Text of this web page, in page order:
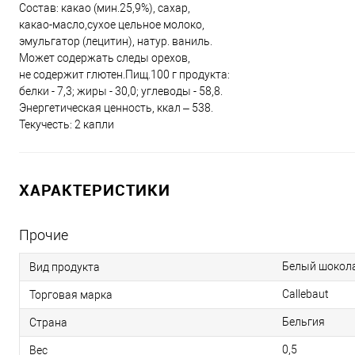
Состав: какао (мин.25,9%), сахар,
какао-масло,сухое цельное молоко,
эмульгатор (лецитин), натур. ваниль.
Может содержать следы орехов,
не содержит глютен.Пищ.100 г продукта:
белки - 7,3; жиры - 30,0; углеводы - 58,8.
Энергетическая ценность, ккал – 538.
Текучесть: 2 капли
ХАРАКТЕРИСТИКИ
Прочие
Вид продукта Белый
Торговая марка Callebaut
Страна Бельгия
Вес 0,5